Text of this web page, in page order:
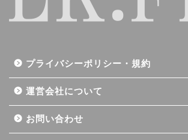
プライバシーポリシー・規約
運営会社について
お問い合わせ